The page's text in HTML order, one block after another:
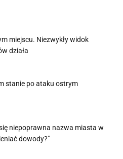
miejscu. Niezwykły widok
działa
stanie po ataku ostrym
niepoprawna nazwa miasta w
dowody?"